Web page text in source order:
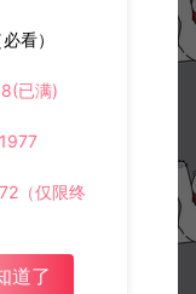
看）
已满)
（仅限终
道了